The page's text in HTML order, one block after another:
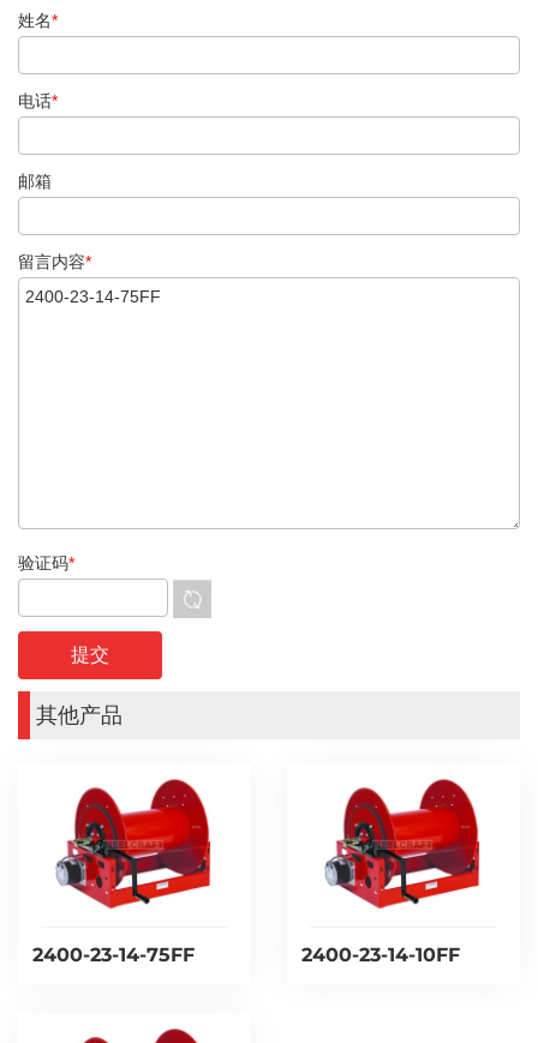
姓名*
电话*
邮箱
留言内容*
验证码*
其他产品
2400-23-14-75FF 2400-23-14-10FF